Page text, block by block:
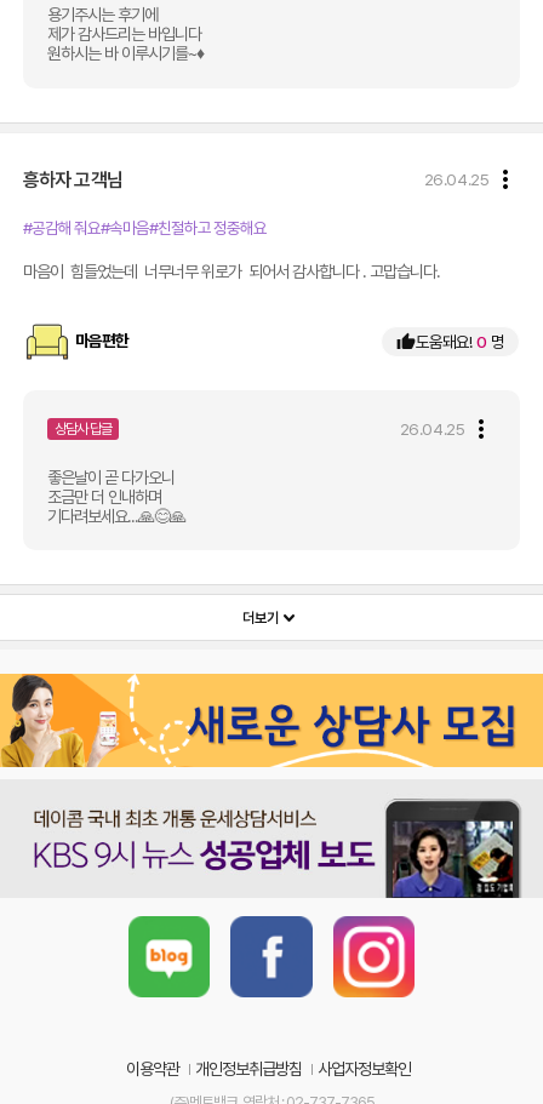
용기주시는 후기에
제가 감사드리는 바입니다
원하시는 바 이루시기를~♦️
흥하자고객님 26.04.25 more_vert
#공감해 줘요#속마음#친절하고 정중해요
마음이  힘들었는데  너무너무 위로가  되어서 감사합니다 . 고맙습니다.
마음편한 thumb_up도움돼요! 0 명
상담사 답글 26.04.25 more_vert
좋은날이 곧 다가오니
조금만 더 인내하며
기다려보세요...🙏😊🙏
더보기 keyboard_arrow_down
이용약관 개인정보취급방침 사업자정보확인